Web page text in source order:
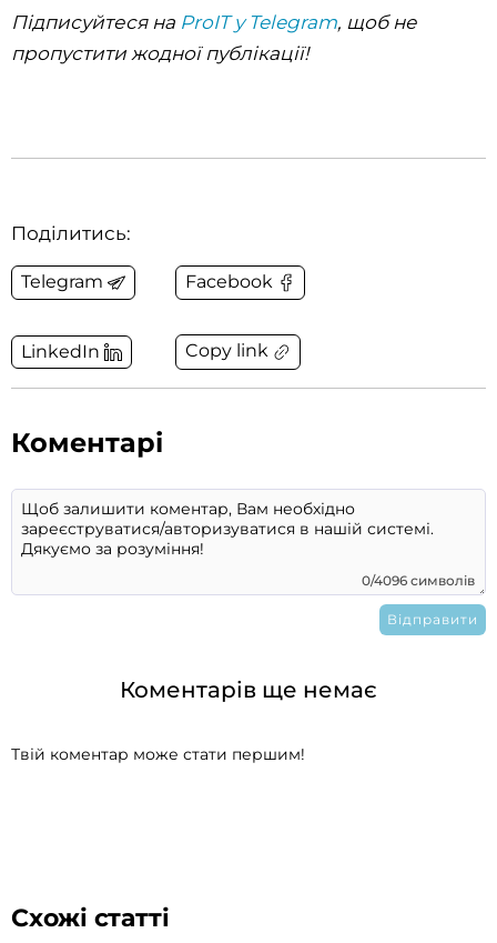
Підписуйтеся на ProIT у Telegram, щоб не
пропустити жодної публікації!
Поділитись:
Telegram Facebook
LinkedIn Copy link
Коментарі
0/4096 символів
Коментарів ще немає
Твій коментар може стати першим!
Схожі статті